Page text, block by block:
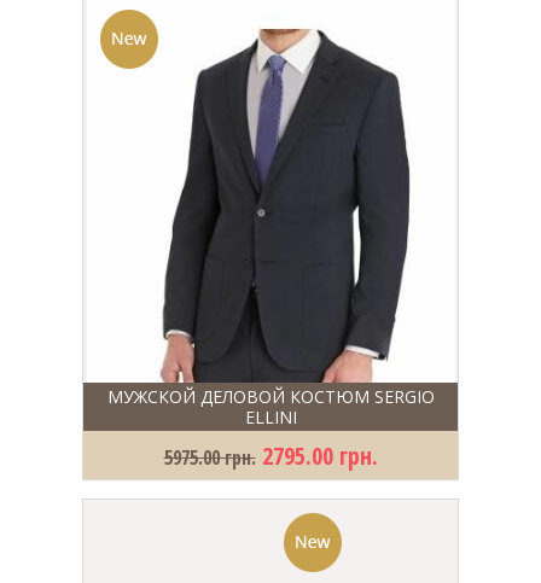
МУЖСКОЙ ДЕЛОВОЙ КОСТЮМ SERGIO
ELLINI
5975.00 грн. 2795.00 грн.